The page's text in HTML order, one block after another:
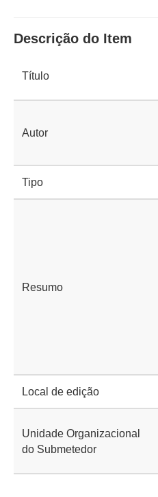
Descrição do Item
Título
Autor
Tipo
Resumo
Local de edição
Unidade Organizacional
do Submetedor